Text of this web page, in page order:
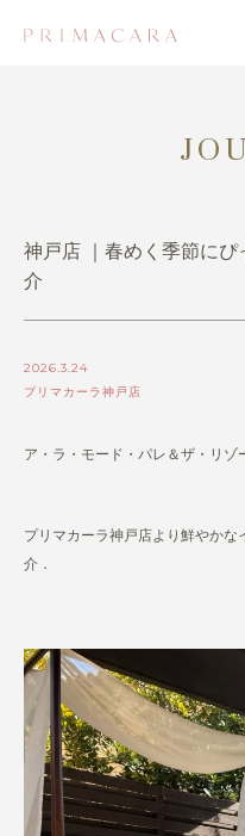
神戸店 ｜春めく季節に
介
2026.3.24
プリマカーラ神戸店
ア・ラ・モード・パレ＆ザ・リ
プリマカーラ神戸店より 鮮やかな
介．